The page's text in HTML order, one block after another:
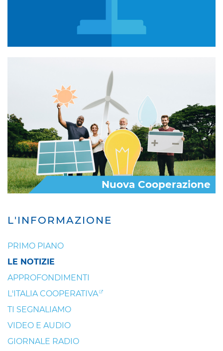
L'INFORMAZIONE
PRIMO PIANO
LE NOTIZIE
APPROFONDIMENTI
L'ITALIA COOPERATIVA
TI SEGNALIAMO
VIDEO E AUDIO
GIORNALE RADIO
Nuova Cooperazione